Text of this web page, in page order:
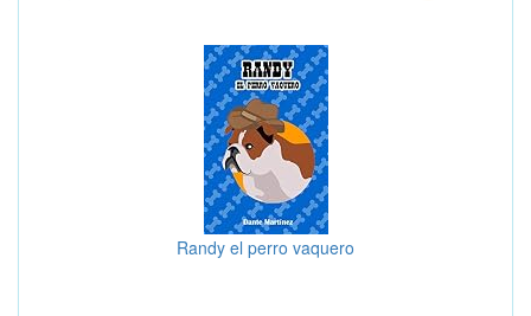
Randy el perro vaquero